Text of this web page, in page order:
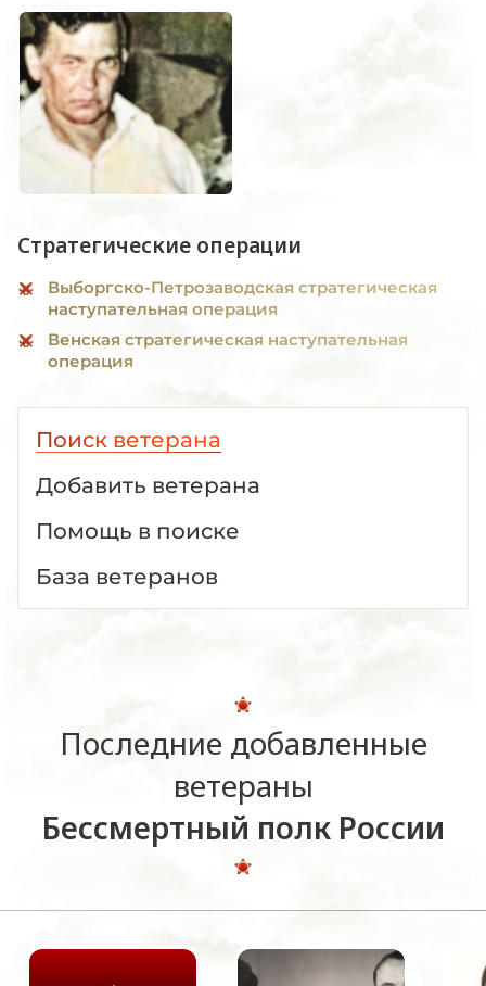
Стратегические операции
Выборгско-Петрозаводская стратегическая
наступательная операция
Венская стратегическая наступательная
операция
Поиск ветерана
Добавить ветерана
Помощь в поиске
База ветеранов
Последние добавленные
ветераны
Бессмертный полк России